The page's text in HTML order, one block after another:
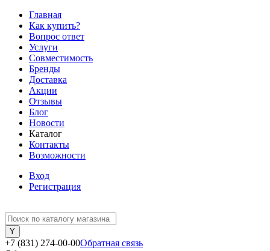
Главная
Как купить?
Вопрос ответ
Услуги
Совместимость
Бренды
Доставка
Акции
Отзывы
Блог
Новости
Каталог
Контакты
Возможности
Вход
Регистрация
+7 (831) 274-00-00Обратная связь